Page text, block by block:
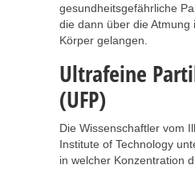
gesundheitsgefährliche
die dann über die Atmung
Körper gelangen.
Ultrafeine
(UFP)
Die Wissenschaftler vom
Institute of Technology
in welcher Konzentration